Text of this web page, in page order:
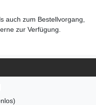
auch zum Bestellvorgang,
zur Verfügung.